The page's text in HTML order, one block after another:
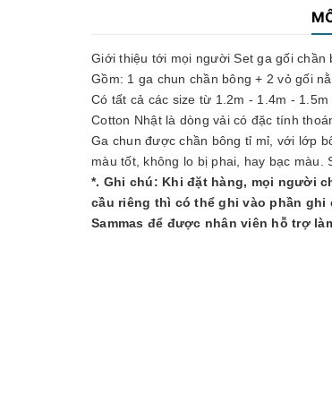
Giới thiệu tới mọi người Set ga gối
Gồm: 1 ga chun chần bông + 2 vỏ gối
Có tất cả các size từ 1.2m - 1.4m -
Cotton Nhật là dòng vải có đặc tính
Ga chun được chần bông tỉ mỉ, với lớp
màu tốt, không lo bị phai, hay bạc màu.
*. Ghi chú: Khi đặt hàng, mọi người
cầu riêng thì có thể ghi vào phần
Sammas để được nhân viên hỗ trợ